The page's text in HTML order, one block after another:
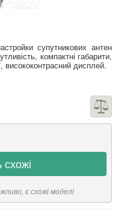
супутникових антен
компактні габарити,
висококонтрасний дисплей.
є схожі моделі